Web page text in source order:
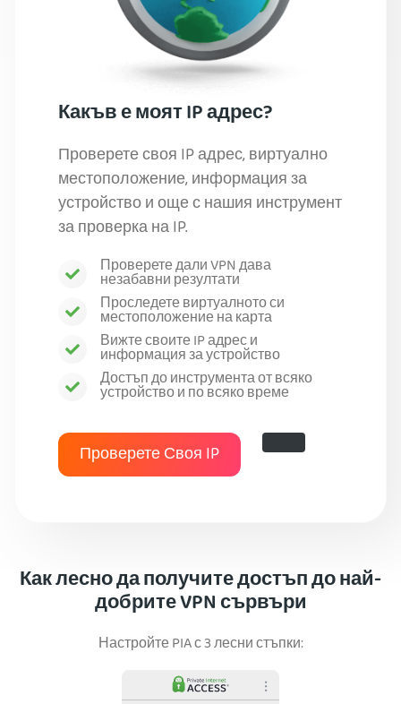
Какъв е моят IP адрес?
Проверете своя IP адрес, виртуално
местоположение, информация за
устройство и още с нашия инструмент
за проверка на IP.
Проверете дали VPN дава
незабавни резултати
Проследете виртуалното си
местоположение на карта
Вижте своите IP адрес и
информация за устройство
Достъп до инструмента от всяко
устройство и по всяко време
Проверете Своя IP
Как лесно да получите достъп до най-
добрите VPN сървъри
Настройте PIA с 3 лесни стъпки: